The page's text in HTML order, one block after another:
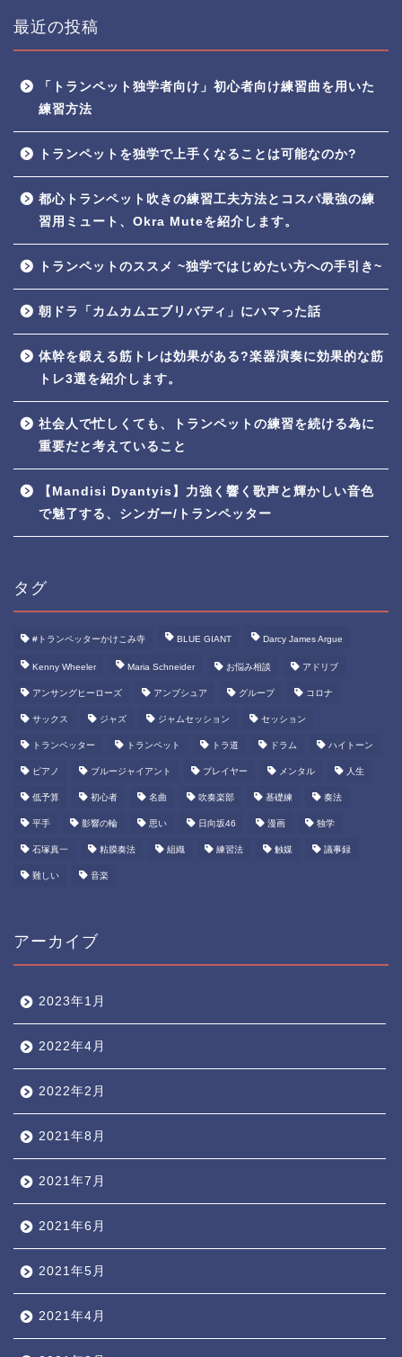
最近の投稿
「トランペット独学者向け」初心者向け練習曲を用いた
練習方法
トランペットを独学で上手くなることは可能なのか?
都心トランペット吹きの練習工夫方法とコスパ最強の練
習用ミュート、Okra Muteを紹介します。
トランペットのススメ ~独学ではじめたい方への手引き~
朝ドラ「カムカムエブリバディ」にハマった話
体幹を鍛える筋トレは効果がある?楽器演奏に効果的な筋
トレ3選を紹介します。
社会人で忙しくても、トランペットの練習を続ける為に
重要だと考えていること
【Mandisi Dyantyis】力強く響く歌声と輝かしい音色
で魅了する、シンガー/トランペッター
タグ
#トランペッターかけこみ寺 BLUE GIANT Darcy James Argue
Kenny Wheeler Maria Schneider お悩み相談 アドリブ
アンサングヒーローズ アンブシュア グループ コロナ
サックス ジャズ ジャムセッション セッション
トランペッター トランペット トラ道 ドラム ハイトーン
ピアノ ブルージャイアント プレイヤー メンタル 人生
低予算 初心者 名曲 吹奏楽部 基礎練 奏法
平手 影響の輪 思い 日向坂46 漫画 独学
石塚真一 粘膜奏法 組織 練習法 触媒 議事録
難しい 音楽
アーカイブ
2023年1月
2022年4月
2022年2月
2021年8月
2021年7月
2021年6月
2021年5月
2021年4月